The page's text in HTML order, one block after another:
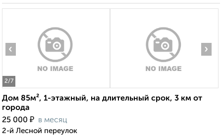
2/7
‹ ›
Дом 85м², 1-этажный, на длительный срок, 3 км от
города
25 000 ₽ в месяц
2-й Лесной переулок